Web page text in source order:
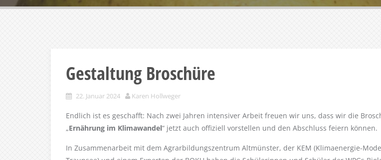
Gestaltung Broschüre
22. Januar 2024 Karen Hollweger
Endlich ist es geschafft: Nach zwei Jahren intensiver Arbeit freuen wir uns, dass wir die
„Ernährung im Klimawandel“ jetzt auch offiziell vorstellen und den Abschluss feiern können.
In Zusammenarbeit mit dem Agrarbildungszentrum Altmünster, der KEM (Klimaenergie-